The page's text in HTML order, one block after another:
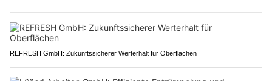
REFRESH GmbH: Zukunftssicherer Werterhalt für Oberflächen